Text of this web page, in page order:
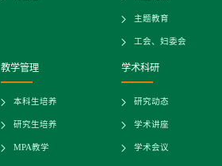
主题教育
工会、妇委会
教学管理
本科生培养
研究生培养
MPA教学
学术科研
研究动态
学术讲座
学术会议